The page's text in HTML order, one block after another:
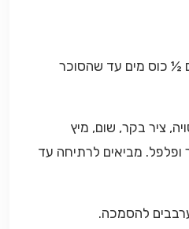
½ כוס מים עד שהסוכר
ציר בקר, שום, מיץ
ופלפל. מביאים לרתיחה עד